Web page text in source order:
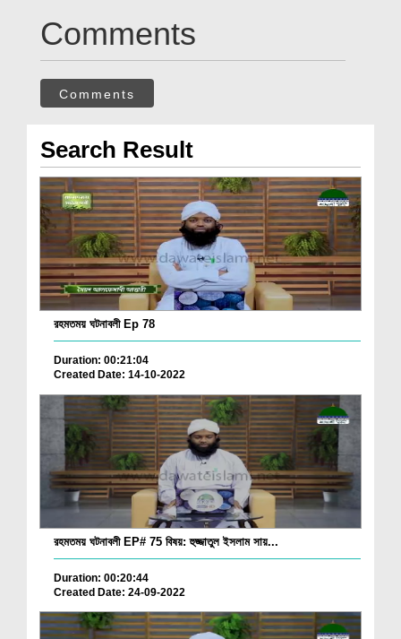
Comments
Comments
Search Result
রহমতময় ঘটনাবলী Ep 78
Duration: 00:21:04
Created Date: 14-10-2022
রহমতময় ঘটনাবলী EP# 75 বিষয়: হুজ্জাতুল ইসলাম সায়...
Duration: 00:20:44
Created Date: 24-09-2022